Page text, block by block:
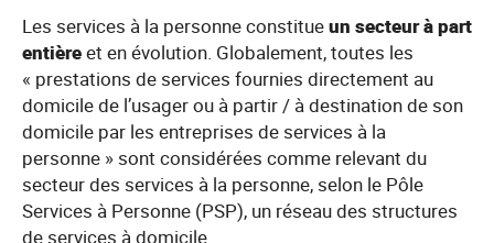
Les services à la personne constitueun secteur à part
entièreet en évolution. Globalement, toutes les
« prestations de services fournies directement au
domicile de l’usager ou à partir / à destination de son
domicile par les entreprises de services à la
personne » sont considérées comme relevant du
secteur des services à la personne, selon le Pôle
Services à Personne (PSP), un réseau des structures
de services à domicile.